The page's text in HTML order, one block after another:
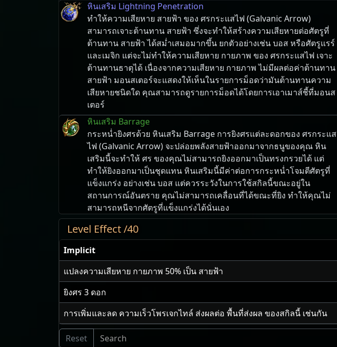
หินเสริม Lightning Penetration
ทำให้ความเสียหาย สายฟ้า ของ ศรกระแสไฟ (Galvanic Arrow)
สามารถเจาะต้านทาน สายฟ้า ซึ่งจะทำให้สร้างความเสียหายต่อศัตรูที่
ต้านทาน สายฟ้า ได้สม่ำเสมอมากขึ้น ยกตัวอย่างเช่น บอส หรือศัตรูแรร์
และเมจิก แต่จะไม่ทำให้ความเสียหาย กายภาพ ของ ศรกระแสไฟ เจาะ
ต้านทานธาตุได้ เนื่องจากความเสียหาย กายภาพ ไม่มีผลต่อค่าต้านทาน
สายฟ้า มอนสเตอร์จะแสดงให้เห็นในรายการม็อดว่ามันต้านทานความ
เสียหายชนิดใด คุณสามารถดูรายการม็อดได้โดยการเอาเมาส์ชี้ที่มอนส
เตอร์
หินเสริม Barrage
กระหน่ำยิงศรด้วย หินเสริม Barrage การยิงศรแต่ละดอกของ ศรกระแส
ไฟ (Galvanic Arrow) จะปล่อยพลังสายฟ้าออกมาจากธนูของคุณ หิน
เสริมนี้จะทำให้ ศร ของคุณไม่สามารถยิงออกมาเป็นทรงกรวยได้ แต่
ทำให้ยิงออกมาเป็นชุดแทน หินเสริมนี้มีค่าต่อการกระหน่ำโจมตีศัตรูที่
แข็งแกร่ง อย่างเช่น บอส แต่ควรระวังในการใช้สกิลนี้ขณะอยู่ใน
สถานการณ์อันตราย คุณไม่สามารถเคลื่อนที่ได้ขณะที่ยิง ทำให้คุณไม่
สามารถหนีจากศัตรูที่แข็งแกร่งได้นั่นเอง
Level Effect /40
Implicit
แปลงความเสียหาย กายภาพ 50% เป็น สายฟ้า
ยิงศร 3 ดอก
การเพิ่มและลด ความเร็วโพรเจกไทล์ ส่งผลต่อ พื้นที่ส่งผล ของสกิลนี้ เช่นกัน